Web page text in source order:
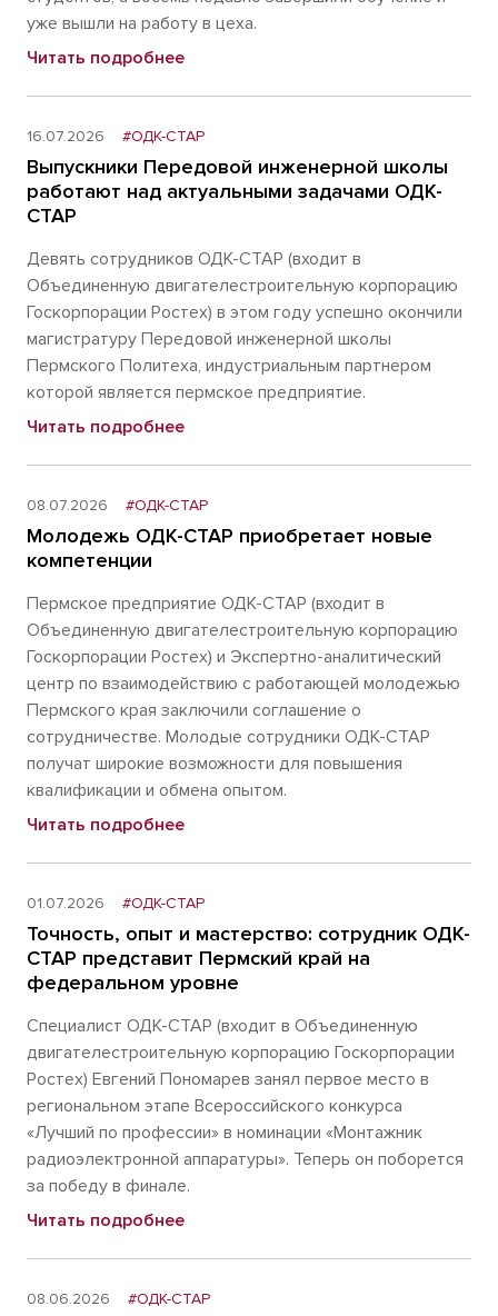
уже вышли на работу в цеха.
Читать подробнее
16.07.2026 #ОДК-СТАР
Выпускники Передовой инженерной школы
работают над актуальными задачами ОДК-
СТАР
Девять сотрудников ОДК-СТАР (входит в
Объединенную двигателестроительную корпорацию
Госкорпорации Ростех) в этом году успешно окончили
магистратуру Передовой инженерной школы
Пермского Политеха, индустриальным партнером
которой является пермское предприятие.
Читать подробнее
08.07.2026 #ОДК-СТАР
Молодежь ОДК-СТАР приобретает новые
компетенции
Пермское предприятие ОДК-СТАР (входит в
Объединенную двигателестроительную корпорацию
Госкорпорации Ростех) и Экспертно-аналитический
центр по взаимодействию с работающей молодежью
Пермского края заключили соглашение о
сотрудничестве. Молодые сотрудники ОДК-СТАР
получат широкие возможности для повышения
квалификации и обмена опытом.
Читать подробнее
01.07.2026 #ОДК-СТАР
Точность, опыт и мастерство: сотрудник ОДК-
СТАР представит Пермский край на
федеральном уровне
Специалист ОДК-СТАР (входит в Объединенную
двигателестроительную корпорацию Госкорпорации
Ростех) Евгений Пономарев занял первое место в
региональном этапе Всероссийского конкурса
«Лучший по профессии» в номинации «Монтажник
радиоэлектронной аппаратуры». Теперь он поборется
за победу в финале.
Читать подробнее
08.06.2026 #ОДК-СТАР